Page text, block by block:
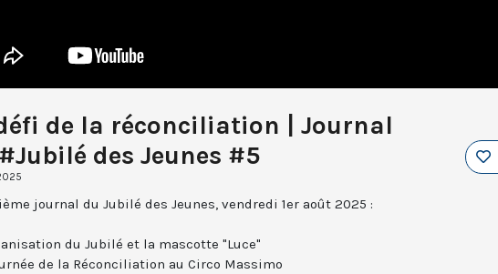
de la réconciliation | Journal
des Jeunes #5
journal du Jubilé des Jeunes, vendredi 1er août 2025 :
du Jubilé et la mascotte "Luce"
de la Réconciliation au Circo Massimo